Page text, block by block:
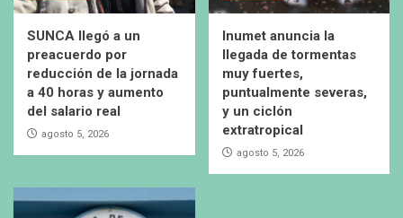
SUNCA llegó a un
preacuerdo por
reducción de la jornada
a 40 horas y aumento
del salario real
agosto 5, 2026
Inumet anuncia la
llegada de tormentas
muy fuertes,
puntualmente severas,
y un ciclón
extratropical
agosto 5, 2026